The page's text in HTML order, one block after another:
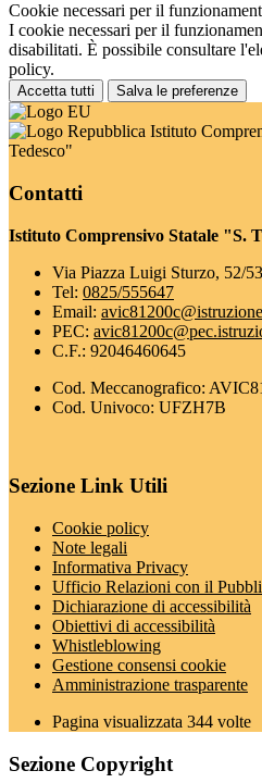
Cookie necessari per il
I cookie necessari per il
disabilitati. È possibile consultare
policy.
Accetta tutti Salva le preferenze
Istituto
Tedesco"
Contatti
Istituto Comprensivo Statale "S.
Via Piazza Luigi Sturzo, 52/
Tel: 0825/555647
Email:
PEC:
C.F.: 92046460645
Cod. Meccanografico:
Cod. Univoco: UFZH7B
Sezione Link Utili
Cookie policy
Note legali
Informativa Privacy
Ufficio Relazioni con il
Dichiarazione di accessibilità
Obiettivi di accessibilità
Whistleblowing
Gestione consensi cookie
Amministrazione trasparente
Pagina visualizzata 344 volte
Sezione Copyright